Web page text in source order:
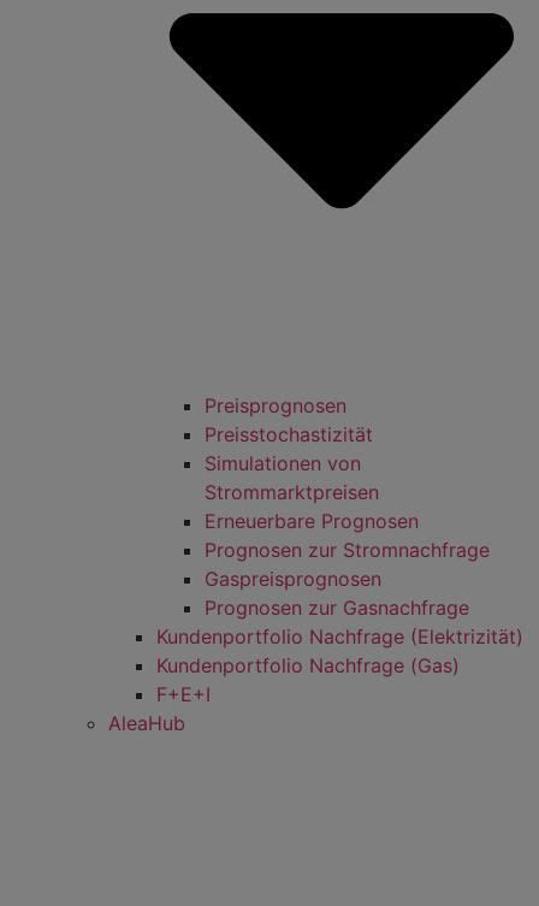
Preisprognosen
Preisstochastizität
Simulationen von
Strommarktpreisen
Erneuerbare Prognosen
Prognosen zur Stromnachfrage
Gaspreisprognosen
Prognosen zur Gasnachfrage
Kundenportfolio Nachfrage (Elektrizität)
Kundenportfolio Nachfrage (Gas)
F+E+I
AleaHub